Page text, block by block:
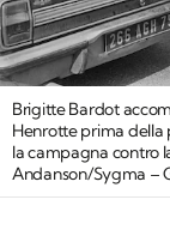
Brigitte Bardot
Henrotte prima della
la campagna contro
Andanson/Sygma –